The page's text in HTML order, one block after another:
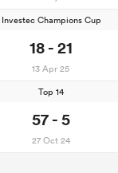
Investec Champions Cup
18 - 21
13 Apr 25
Top 14
57 - 5
27 Oct 24